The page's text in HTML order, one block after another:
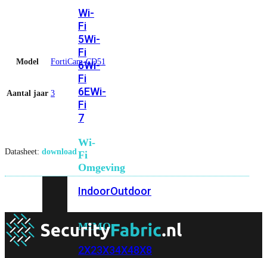
Wi-
Fi
5Wi-
Fi
6Wi-
Fi
6EWi-
Fi
7
Wi-
Fi
Omgeving
IndoorOutdoor
MIMO
2X23X34X48X8
Model FortiCam-CD51
Aantal jaar 3
Datasheet: download